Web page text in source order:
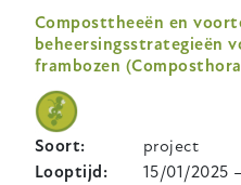
Composttheeën en
beheersingsstrategieën
frambozen
Soort
project
Looptijd
15/01/2025